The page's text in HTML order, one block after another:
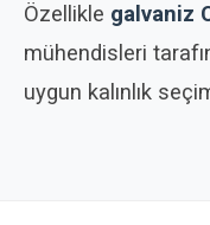
Özellikle galvaniz
mühendisleri
uygun kalınlık